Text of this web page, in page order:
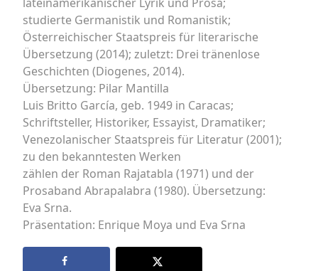
studierte Germanistik und Romanistik;
Österreichischer Staatspreis für literarische
Übersetzung (2014); zuletzt: Drei tränenlose
Geschichten (Diogenes, 2014).
Übersetzung: Pilar Mantilla
Luis Britto García, geb. 1949 in Caracas;
Schriftsteller, Historiker, Essayist, Dramatiker;
Venezolanischer Staatspreis für Literatur (2001);
zu den bekanntesten Werken
zählen der Roman Rajatabla (1971) und der
Prosaband Abrapalabra (1980). Übersetzung:
Eva Srna.
Präsentation: Enrique Moya und Eva Srna